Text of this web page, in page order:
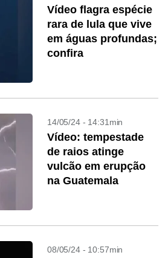
Vídeo flagra espécie
rara de lula que vive
em águas profundas;
confira
14/05/24 - 14:31min
Vídeo: tempestade
de raios atinge
vulcão em erupção
na Guatemala
08/05/24 - 10:57min